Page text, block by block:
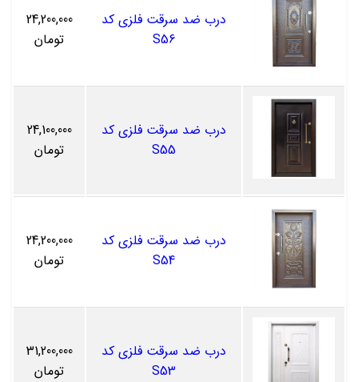
درب ضد سرقت فلزی کد
S56
24,200,000
تومان
درب ضد سرقت فلزی کد
S55
24,100,000
تومان
درب ضد سرقت فلزی کد
S54
24,200,000
تومان
درب ضد سرقت فلزی کد
S53
31,200,000
تومان